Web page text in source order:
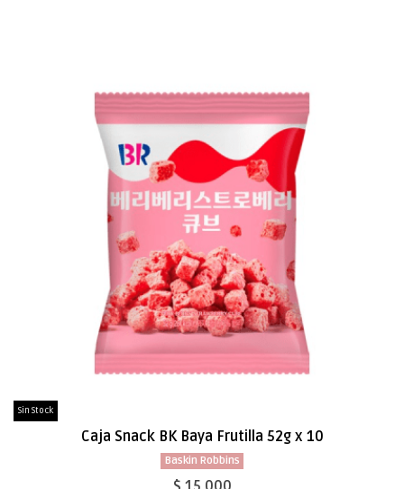
Sin Stock
Caja Snack BK Baya Frutilla 52g x 10
Baskin Robbins